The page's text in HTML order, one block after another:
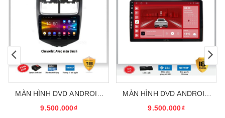
MÀN HÌNH DVD ANDROID
KOVAR T2
9.500.000₫
MÀN HÌNH DVD ANDROID
KOVAR PLUS 360
9.500.000₫